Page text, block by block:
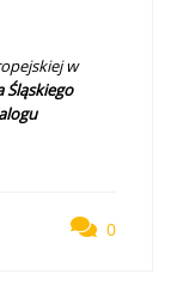
w
Śląskiego
0